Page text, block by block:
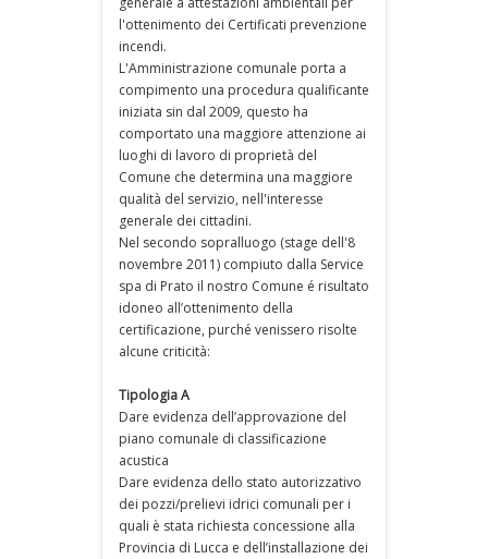
l'ottenimento dei Certificati prevenzione
incendi.
L'Amministrazione comunale porta a
compimento una procedura qualificante
iniziata sin dal 2009, questo ha
comportato una maggiore attenzione ai
luoghi di lavoro di proprietà del
Comune che determina una maggiore
qualità del servizio, nell'interesse
generale dei cittadini.
Nel secondo sopralluogo (stage dell'8
novembre 2011) compiuto dalla Service
spa di Prato il nostro Comune é risultato
idoneo all’ottenimento della
certificazione, purché venissero risolte
alcune criticità:
Tipologia A
Dare evidenza dell’approvazione del
piano comunale di classificazione
acustica
Dare evidenza dello stato autorizzativo
dei pozzi/prelievi idrici comunali per i
quali è stata richiesta concessione alla
Provincia di Lucca e dell’installazione dei